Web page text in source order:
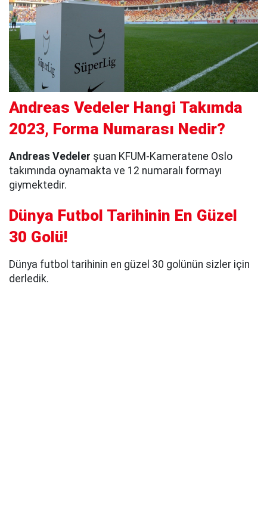
Andreas Vedeler Hangi Takımda
2023, Forma Numarası Nedir?
Andreas Vedeler şuan KFUM-Kameratene Oslo
takımında oynamakta ve 12 numaralı formayı
giymektedir.
Dünya Futbol Tarihinin En Güzel
30 Golü!
Dünya futbol tarihinin en güzel 30 golünün sizler için
derledik.